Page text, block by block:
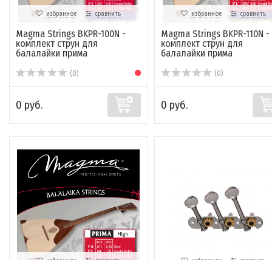
избранное сравнить
Magma Strings BKPR-100N -
комплект струн для
балалайки прима
(0)
0 руб.
избранное сравнить
Magma Strings BKPR-110N -
комплект струн для
балалайки прима
(0)
0 руб.